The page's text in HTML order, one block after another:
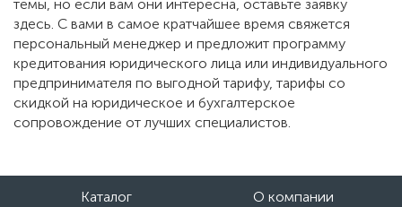
темы, но если вам они интересна, оставьте заявку
здесь. С вами в самое кратчайшее время свяжется
персональный менеджер и предложит программу
кредитования юридического лица или индивидуального
предпринимателя по выгодной тарифу, тарифы со
скидкой на юридическое и бухгалтерское
сопровождение от лучших специалистов.
Каталог
О компании